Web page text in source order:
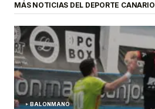
MÁS NOTICIAS DEL DEPORTE CANARIO
BALONMANO